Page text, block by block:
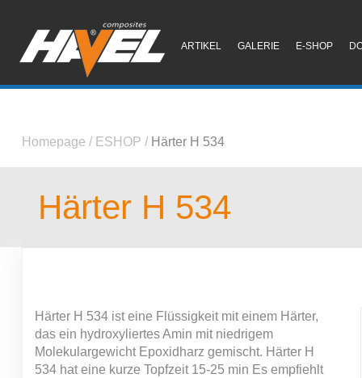
ARTIKEL GALERIE E-SHOP
Homepage / ESHOP / Härter H 534
Härter H 534
Härter H 534 ist eine Flüssigkeit mit einem Härter,
das ein hydroxyliertes Amin mit niedrigem
Molekulargewicht Epoxidharz gemischt. Härter H
534 hat eine kurze Topfzeit 15-25 min Es empfiehlt